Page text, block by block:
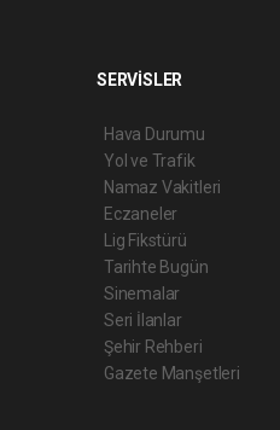
SERVİSLER
Hava Durumu
Yol ve Trafik
Namaz Vakitleri
Eczaneler
Lig Fikstürü
Tarihte Bugün
Sinemalar
Seri İlanlar
Şehir Rehberi
Gazete Manşetleri